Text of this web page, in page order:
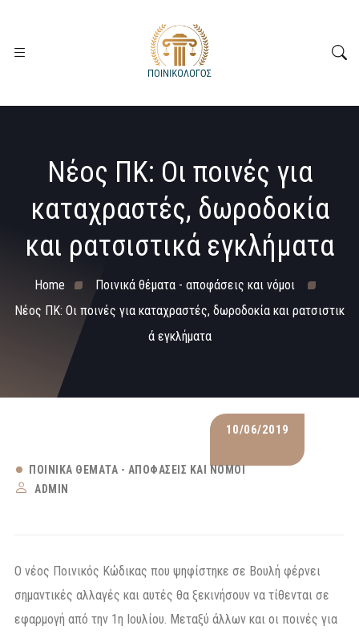
Νέος ΠΚ: Οι ποινές για
καταχραστές, δωροδοκία
και ρατσιστικά εγκλήματα
Home
Ποινικά θέματα - αποφάσεις και νόμοι
Νέος ΠΚ: Οι ποινές για καταχραστές, δωροδοκία και ρατσιστικ
ά εγκλήματα
10/06/2019
ΠΟΙΝΙΚΆ ΘΈΜΑΤΑ - ΑΠΟΦΆΣΕΙΣ ΚΑΙ ΝΌΜΟΙ
ADMIN
Ο νέος Ποινικός Κώδικας που ψηφίστηκε σε Βουλή φέρνει
σημαντικές αλλαγές και αυτές θα ξεκινήσουν να τίθενται σε
εφαρμογή από την 1η Ιουλίου. Μεταξύ άλλων και οι ποινές για